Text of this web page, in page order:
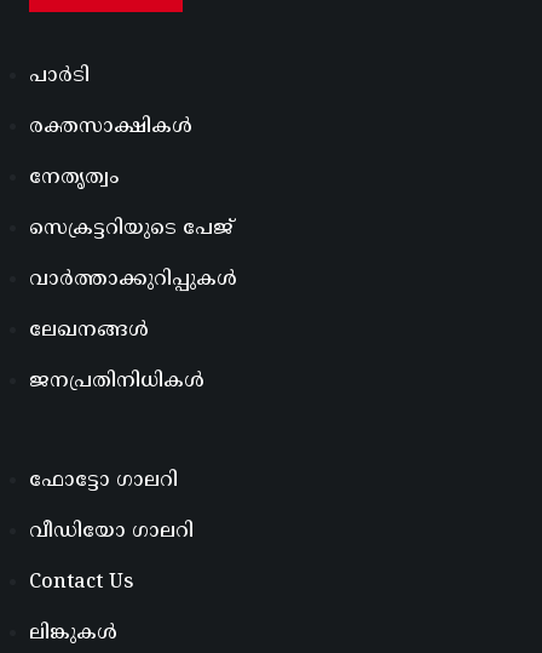
പാർടി
രക്തസാക്ഷികൾ
നേതൃത്വം
സെക്രട്ടറിയുടെ പേജ്
വാർത്താക്കുറിപ്പുകൾ
ലേഖനങ്ങൾ
ജനപ്രതിനിധികൾ
ഫോട്ടോ ഗാലറി
വീഡിയോ ഗാലറി
Contact Us
ലിങ്കുകൾ